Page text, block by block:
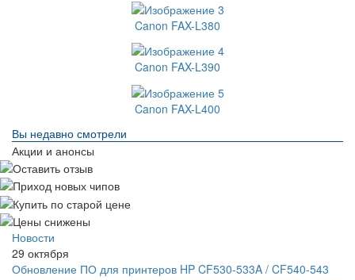
Canon FAX-L380
Canon FAX-L390
Canon FAX-L400
Вы недавно смотрели
Акции и анонсы
Новости
29 октября
Обновление ПО для принтеров HP CF530-533A / CF540-543